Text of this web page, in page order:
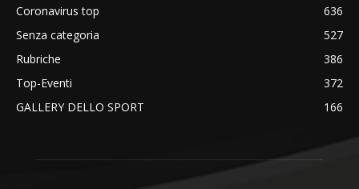
Coronavirus top
636
Senza categoria
527
Rubriche
386
Top-Eventi
372
GALLERY DELLO SPORT
166